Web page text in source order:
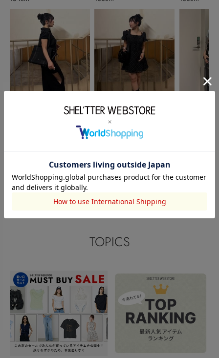
吉川 蘭
このアイテムを見た人がチェックしている商品
閲覧中カテゴリーのランキング
TOPICS